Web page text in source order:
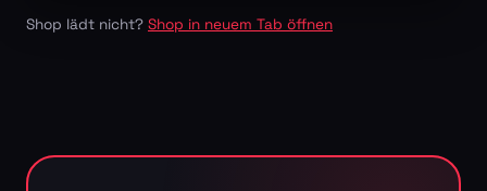
Shop lädt nicht? Shop in neuem Tab öffnen